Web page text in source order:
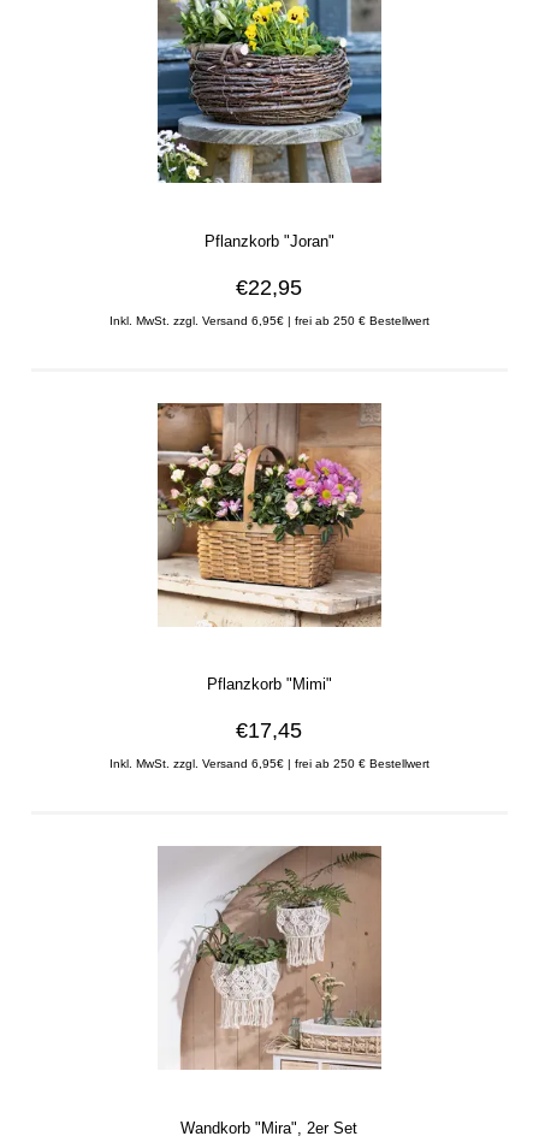
Pflanzkorb "Joran"
€22,95
Inkl. MwSt. zzgl. Versand 6,95€ | frei ab 250 € Bestellwert
Pflanzkorb "Mimi"
€17,45
Inkl. MwSt. zzgl. Versand 6,95€ | frei ab 250 € Bestellwert
Wandkorb "Mira", 2er Set